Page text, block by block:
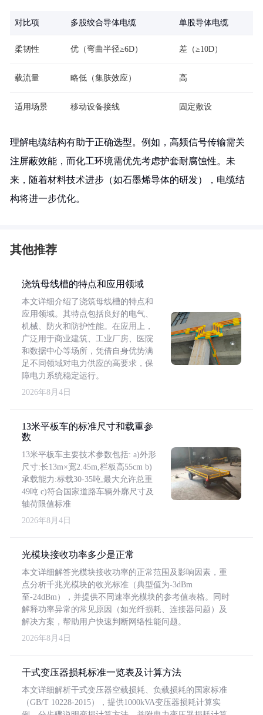
对比项 多股绞合导体电缆 单股导体电缆
柔韧性 优（弯曲半径≥6D） 差（≥10D）
载流量 略低（集肤效应） 高
适用场景 移动设备接线 固定敷设
理解电缆结构有助于正确选型。例如，高频信号传输需关
注屏蔽效能，而化工环境需优先考虑护套耐腐蚀性。未
来，随着材料技术进步（如石墨烯导体的研发），电缆结
构将进一步优化。
其他推荐
浇筑母线槽的特点和应用领域
本文详细介绍了浇筑母线槽的特点和
应用领域。其特点包括良好的电气、
机械、防火和防护性能。在应用上，
广泛用于商业建筑、工业厂房、医院
和数据中心等场所，凭借自身优势满
足不同领域对电力供应的高要求，保
障电力系统稳定运行。
2026年8月4日
13米平板车的标准尺寸和载重参
数
13米平板车主要技术参数包括: a)外形
尺寸:长13m×宽2.45m,栏板高55cm b)
承载能力:标载30-35吨,最大允许总重
49吨 c)符合国家道路车辆外廓尺寸及
轴荷限值标准
2026年8月4日
光模块接收功率多少是正常
本文详细解答光模块接收功率的正常范围及影响因素，重
点分析千兆光模块的收光标准（典型值为-3dBm
至-24dBm），并提供不同速率光模块的参考值表格。同时
解释功率异常的常见原因（如光纤损耗、连接器问题）及
解决方案，帮助用户快速判断网络性能问题。
2026年8月4日
干式变压器损耗标准一览表及计算方法
本文详细解析干式变压器空载损耗、负载损耗的国家标准
（GB/T 10228-2015），提供1000kVA变压器损耗计算实